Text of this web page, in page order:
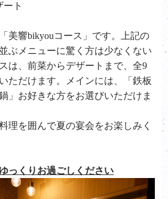
ート
美響bikyouコース」です。上記の
ぶメニューに驚く方は少なくない
は、前菜からデザートまで、全9
ただけます。メインには、「鉄板
」お好きな方をお選びいただけま
理を囲んで夏の宴会をお楽しみく
っくりお過ごしください